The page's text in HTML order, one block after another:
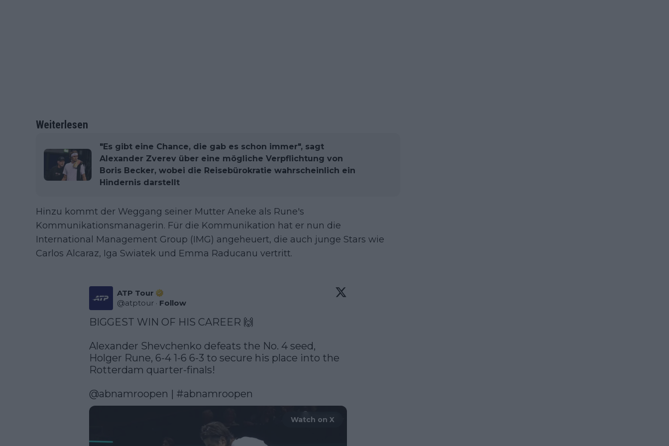
Weiterlesen
"Es gibt eine Chance, die gab es schon immer", sagt
Alexander Zverev über eine mögliche Verpflichtung von
Boris Becker, wobei die Reisebürokratie wahrscheinlich ein
Hindernis darstellt
Hinzu kommt der Weggang seiner Mutter Aneke als Rune's
Kommunikationsmanagerin. Für die Kommunikation hat er nun die
International Management Group (IMG) angeheuert, die auch junge Stars wie
Carlos Alcaraz, Iga Swiatek und Emma Raducanu vertritt.
ATP Tour
@atptour · Follow
BIGGEST WIN OF HIS CAREER 🙌
Alexander Shevchenko defeats the No. 4 seed,
Holger Rune, 6-4 1-6 6-3 to secure his place into the
Rotterdam quarter-finals!
@abnamroopen | #abnamroopen
Watch on X